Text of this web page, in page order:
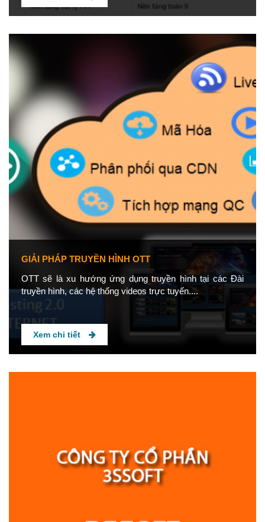
GIẢI PHÁP TRUYỀN HÌNH OTT
OTT sẽ là xu hướng ứng dụng truyền hình tại các Đài
truyền hình, các hệ thống videos trực tuyến....
Xem chi tiết